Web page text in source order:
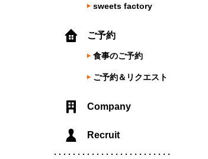
sweets factory
ご予約
食事のご予約
ご予約＆リクエスト
Company
Recruit